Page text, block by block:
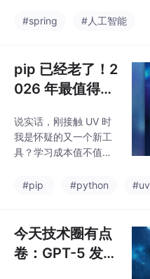
发、芯片设计等方面展
栈，最高安装量达28K
的Composition API实
践和Pinia状态管理；Ja
va重点介绍Spring Boo
用；Python聚焦性能优
化和测试框架；JS/TS
则提供Jest测试方案。
码效率，减少重复工作
#spring #人工智能
pip 已经老了！2
026 年最值得尝
管理工具——U
V 完全指南
说实话，刚接触 UV 时
我是怀疑的又一个新工
具？学习成本值不值？
啊，为什么要换？好的
环境搏斗。# 旧方式（3
步） python -m venv .
venv source .venv/bi
#pip #python #uv
今天技术圈有点
卷：GPT-5 发